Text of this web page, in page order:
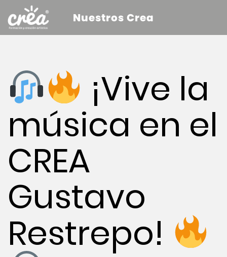
Nuestros Crea
¡Vive la
música en el
CREA
Gustavo
Restrepo!